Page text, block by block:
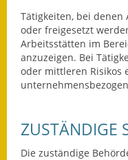
Tätigkeiten, bei denen
oder freigesetzt
Arbeitsstätten im
anzuzeigen. Bei
oder mittleren Risikos
ZUSTÄNDIGE
Die zuständige